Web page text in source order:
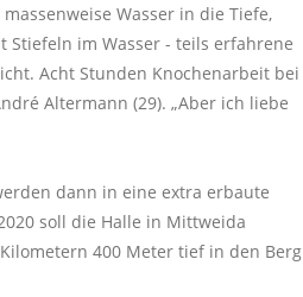
Wasser in die Tiefe,
im Wasser - teils erfahrene
Acht Stunden Knochenarbeit bei
Altermann (29). „Aber ich liebe
dann in eine extra erbaute
soll die Halle in Mittweida
400 Meter tief in den Berg